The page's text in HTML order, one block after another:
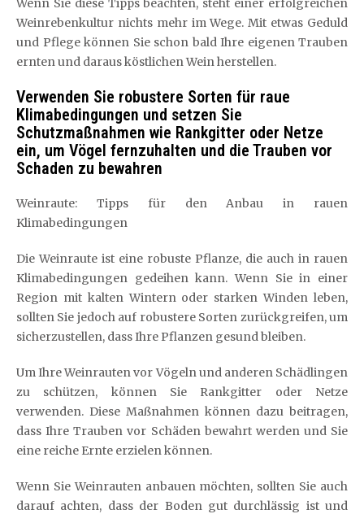
Weinrebenkultur nichts mehr im Wege. Mit etwas Geduld
und Pflege können Sie schon bald Ihre eigenen Trauben
ernten und daraus köstlichen Wein herstellen.
Verwenden Sie robustere Sorten für raue
Klimabedingungen und setzen Sie
Schutzmaßnahmen wie Rankgitter oder Netze
ein, um Vögel fernzuhalten und die Trauben vor
Schaden zu bewahren
Weinraute: Tipps für den Anbau in rauen
Klimabedingungen
Die Weinraute ist eine robuste Pflanze, die auch in rauen
Klimabedingungen gedeihen kann. Wenn Sie in einer
Region mit kalten Wintern oder starken Winden leben,
sollten Sie jedoch auf robustere Sorten zurückgreifen, um
sicherzustellen, dass Ihre Pflanzen gesund bleiben.
Um Ihre Weinrauten vor Vögeln und anderen Schädlingen
zu schützen, können Sie Rankgitter oder Netze
verwenden. Diese Maßnahmen können dazu beitragen,
dass Ihre Trauben vor Schäden bewahrt werden und Sie
eine reiche Ernte erzielen können.
Wenn Sie Weinrauten anbauen möchten, sollten Sie auch
darauf achten, dass der Boden gut durchlässig ist und